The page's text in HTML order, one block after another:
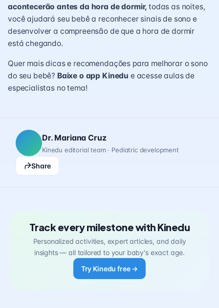
acontecerão antes da hora de dormir, todas as noites,
você ajudará seu bebê a reconhecer sinais de sono e
desenvolver a compreensão de que a hora de dormir
está chegando.
Quer mais dicas e recomendações para melhorar o sono
do seu bebê? Baixe o app Kinedu e acesse aulas de
especialistas no tema!
Dr. Mariana Cruz
Kinedu editorial team · Pediatric development
Share
Track every milestone with Kinedu
Personalized activities, expert articles, and daily
insights — all tailored to your baby's exact age.
Try Kinedu free →